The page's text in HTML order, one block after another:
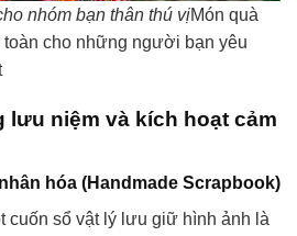
nhóm bạn thân thú vịMón quà
cho những người bạn yêu
lưu niệm và kích hoạt cảm
hóa (Handmade Scrapbook)
cuốn sổ vật lý lưu giữ hình ảnh là